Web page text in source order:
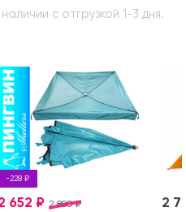
с отгрузкой 1-3 дня.
-228 ₽
2 880 ₽
652 ₽ 2